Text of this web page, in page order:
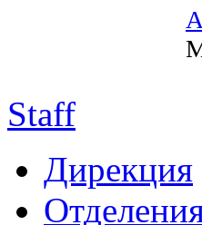
Staff
Дирекция